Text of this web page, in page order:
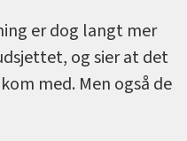
er dog langt mer
og sier at det
med. Men også de